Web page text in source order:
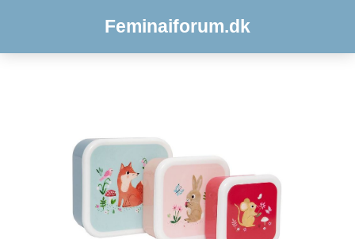
Feminaiforum.dk